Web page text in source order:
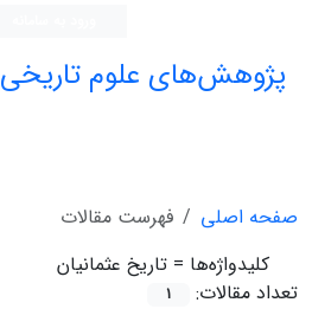
پژوهش‌های علوم تاریخی
صفحه اصلی
فهرست مقالات
کلیدواژه‌ها = تاریخ عثمانیان
تعداد مقالات:
1